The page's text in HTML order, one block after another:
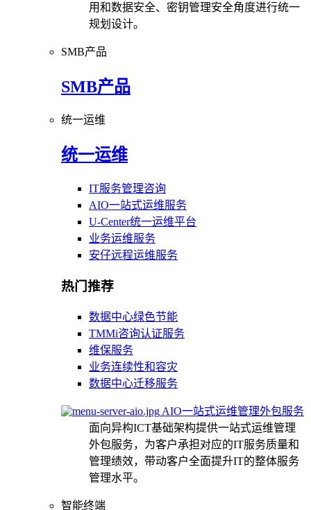
用和数据安全、密钥管理安全角度进行统一
规划设计。
SMB产品
SMB产品
统一运维
统一运维
IT服务管理咨询
AIO一站式运维服务
U-Center统一运维平台
业务运维服务
安仔远程运维服务
热门推荐
数据中心绿色节能
TMMi咨询认证服务
维保服务
业务连续性和容灾
数据中心迁移服务
AIO一站式运维管理外包服务
面向异构ICT基础架构提供一站式运维管理
外包服务，为客户承担对应的IT服务质量和
管理绩效，带动客户全面提升IT的整体服务
管理水平。
智能终端